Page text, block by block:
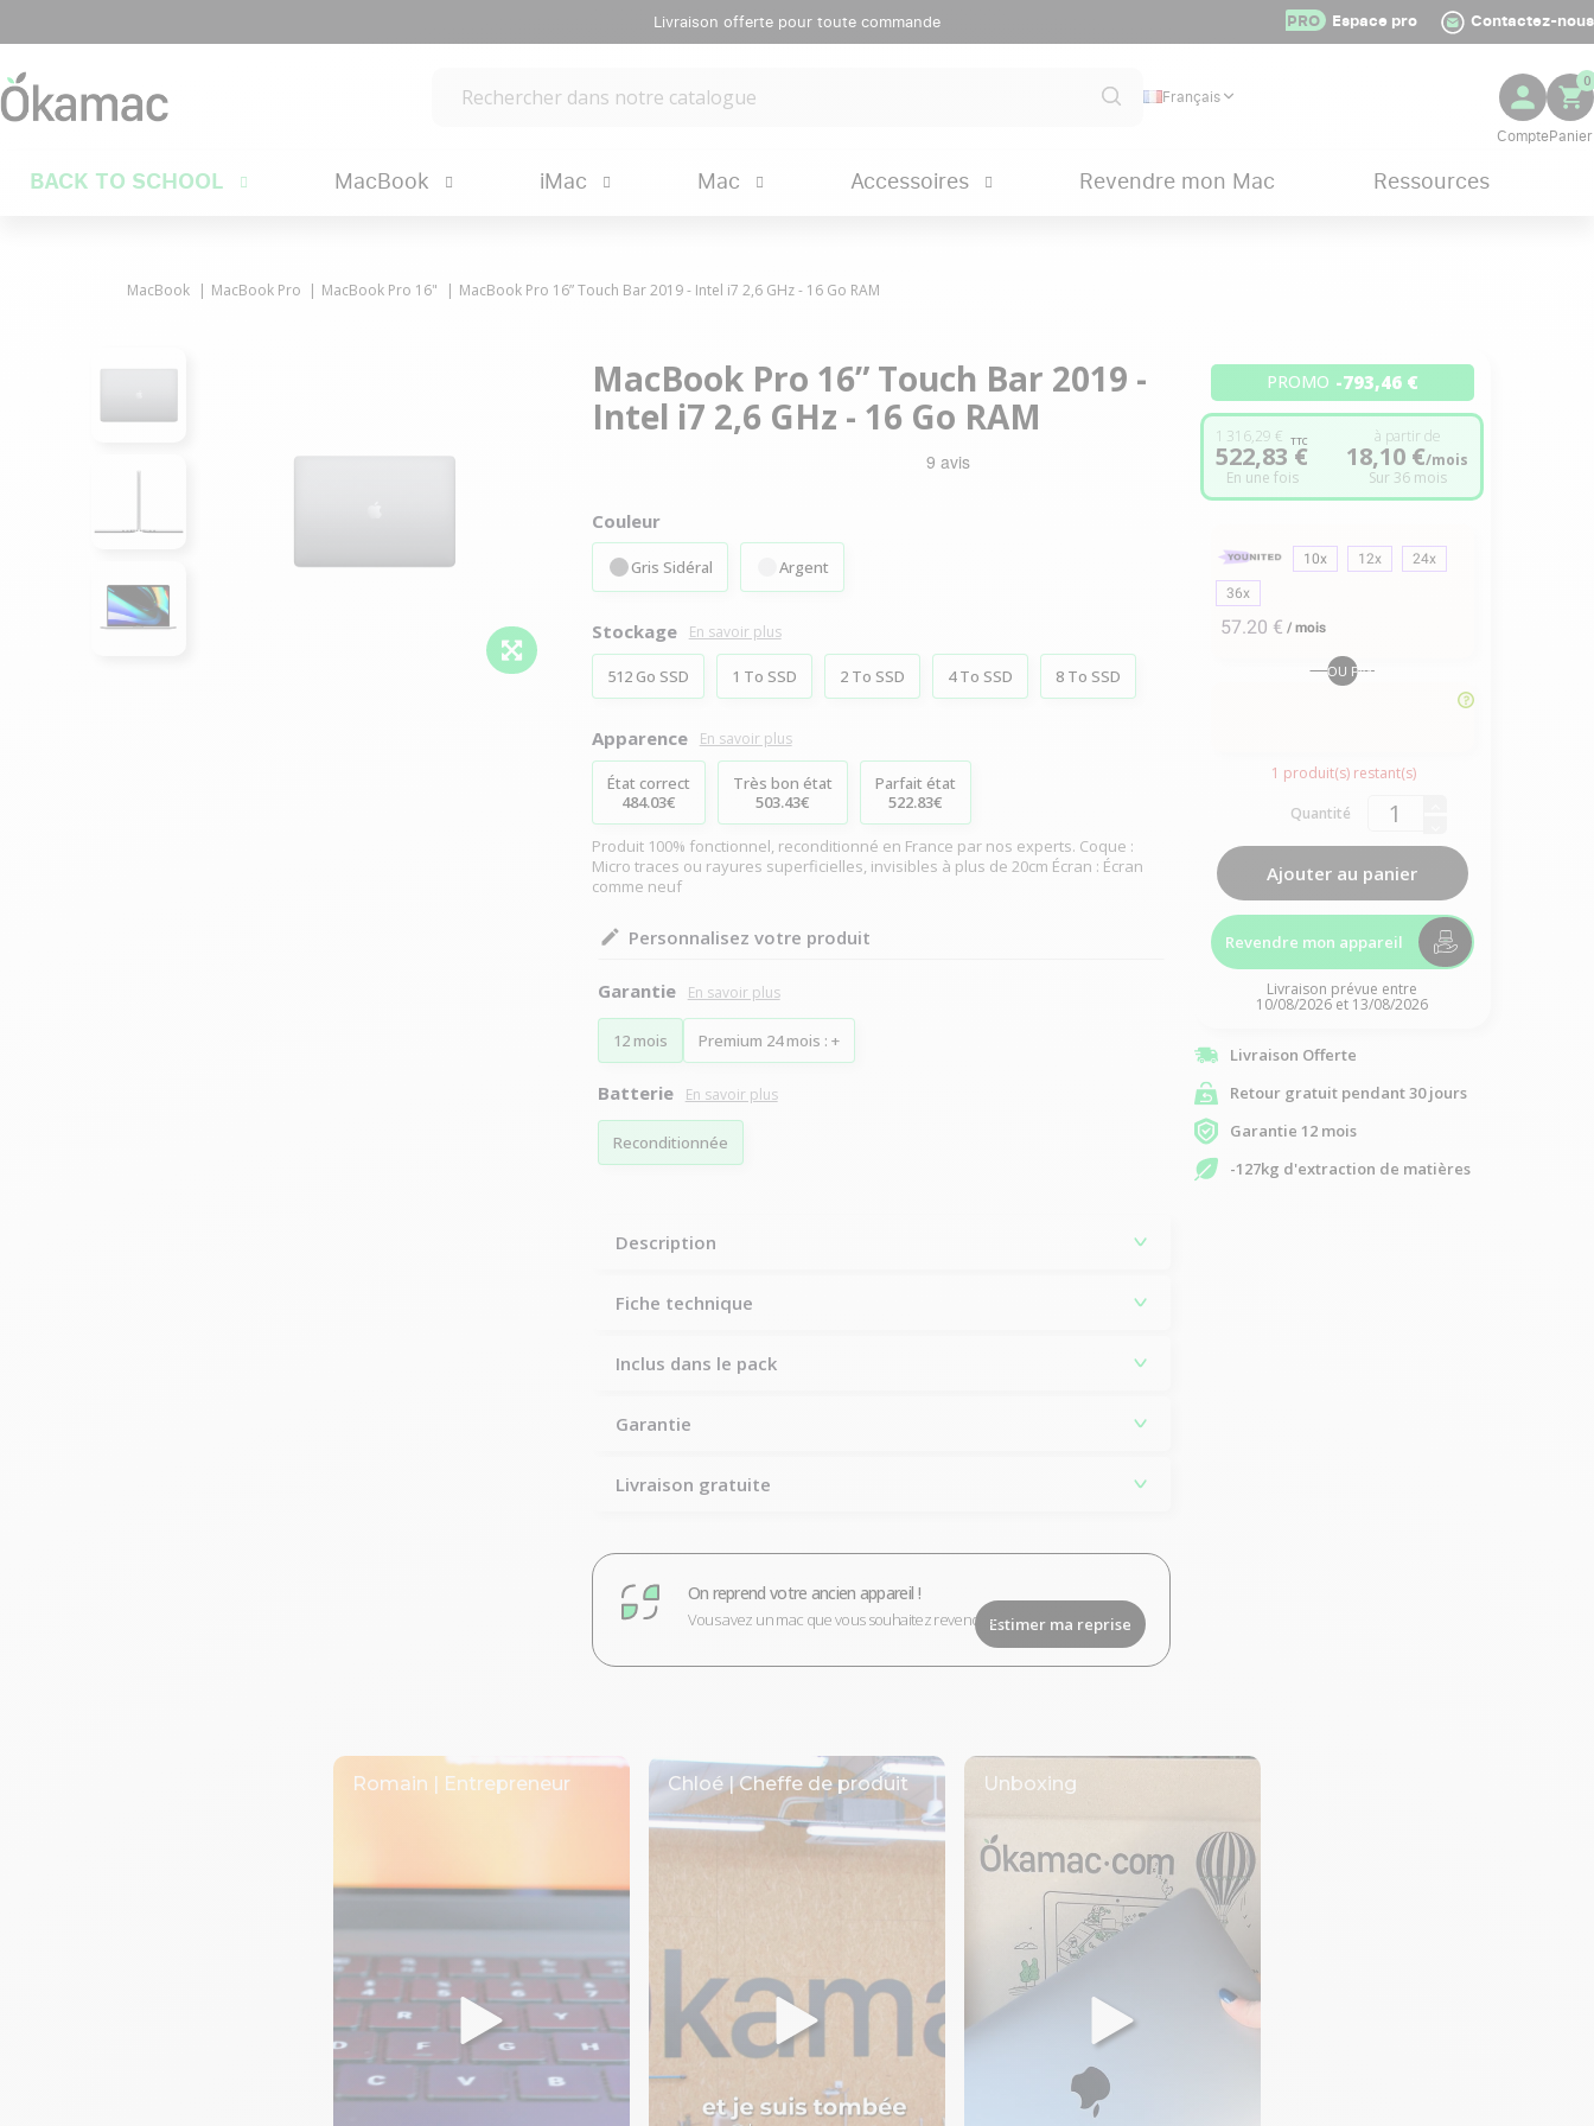
Livraison offerte pour toute commande PRO Espace pro Contactez-nous
Français
0
BACK TO SCHOOL MacBook iMac Mac Accessoires Revendre mon Mac Ressources
MacBook MacBook Pro MacBook Pro 16" MacBook Pro 16” Touch Bar 2019 - Intel i7 2,6 GHz - 16 Go RAM
MacBook Pro 16” Touch Bar 2019 -
Intel i7 2,6 GHz - 16 Go RAM
Couleur
Gris Sidéral Argent
Stockage En savoir plus
512 Go SSD 1 To SSD 2 To SSD 4 To SSD 8 To SSD
Apparence En savoir plus
État correct
484.03€
Très bon état
503.43€
Parfait état
522.83€
Produit 100% fonctionnel, reconditionné en France par nos experts. Coque :
Micro traces ou rayures superficielles, invisibles à plus de 20cm Écran : Écran
comme neuf
Personnalisez votre produit
Garantie
12 mois Premium 24 mois : +
Batterie
Reconditionnée
Description
Fiche technique
Inclus dans le pack
Garantie
Livraison gratuite
On reprend votre ancien appareil !
Vous avez un mac que vous souhaitez revendre ?Estimer ma reprise
PROMO -793,46 €
1 316,29 €
522,83 €
TTC
En une fois
à partir de
18,10 €/mois
Sur 36 mois
10x 12x 24x
36x
57.20 € / mois
OU PAYER EN
1 produit(s) restant(s)
Quantité
Ajouter au panier
Revendre mon appareil
Livraison prévue entre
10/08/2026 et 13/08/2026
Livraison Offerte
Retour gratuit pendant 30 jours
Garantie 12 mois
-127kg d'extraction de matières